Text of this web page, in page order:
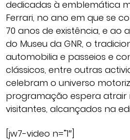
dedicadas à emblemática
Ferrari, no ano em que se
70 anos de existência, e ao
do Museu da GNR, o
automobilia e passeios e
clássicos, entre outras
celebram o universo
programação espera atrair
visitantes, alcançados na
[jw7-video n=”1″]